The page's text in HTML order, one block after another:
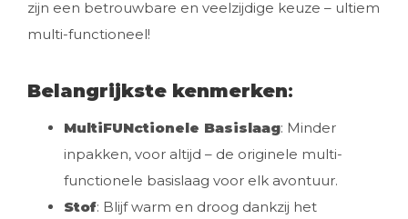
zijn een betrouwbare en veelzijdige keuze – ultiem
multi-functioneel!
Belangrijkste kenmerken:
MultiFUNctionele Basislaag: Minder
inpakken, voor altijd – de originele multi-
functionele basislaag voor elk avontuur.
Stof: Blijf warm en droog dankzij het